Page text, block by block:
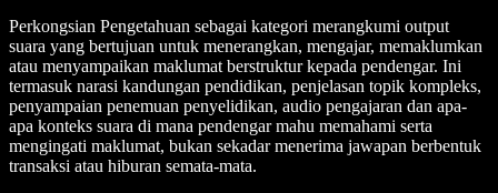
Perkongsian Pengetahuan sebagai kategori merangkumi output
suara yang bertujuan untuk menerangkan, mengajar, memaklumkan
atau menyampaikan maklumat berstruktur kepada pendengar. Ini
termasuk narasi kandungan pendidikan, penjelasan topik kompleks,
penyampaian penemuan penyelidikan, audio pengajaran dan apa-
apa konteks suara di mana pendengar mahu memahami serta
mengingati maklumat, bukan sekadar menerima jawapan berbentuk
transaksi atau hiburan semata-mata.